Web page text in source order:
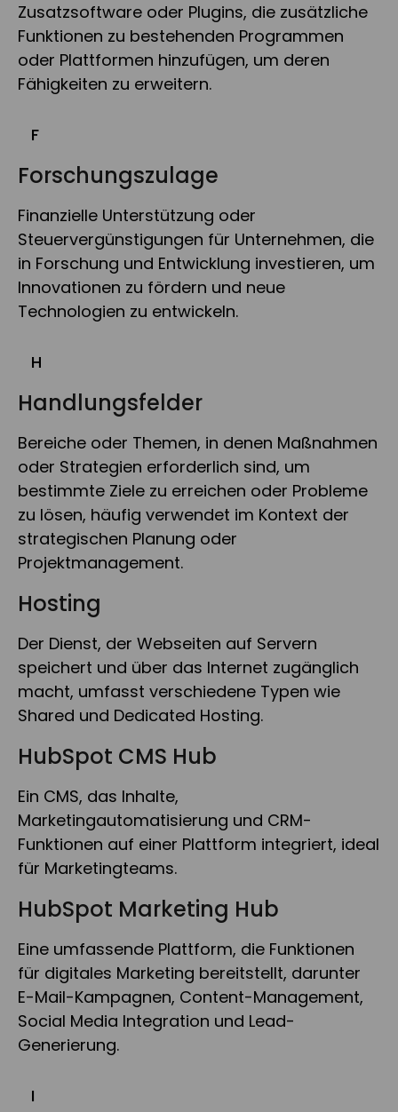
Zusatzsoftware oder Plugins, die zusätzliche
Funktionen zu bestehenden Programmen
oder Plattformen hinzufügen, um deren
Fähigkeiten zu erweitern.
F
Forschungszulage
Finanzielle Unterstützung oder
Steuervergünstigungen für Unternehmen, die
in Forschung und Entwicklung investieren, um
Innovationen zu fördern und neue
Technologien zu entwickeln.
H
Handlungsfelder
Bereiche oder Themen, in denen Maßnahmen
oder Strategien erforderlich sind, um
bestimmte Ziele zu erreichen oder Probleme
zu lösen, häufig verwendet im Kontext der
strategischen Planung oder
Projektmanagement.
Hosting
Der Dienst, der Webseiten auf Servern
speichert und über das Internet zugänglich
macht, umfasst verschiedene Typen wie
Shared und Dedicated Hosting.
HubSpot CMS Hub
Ein CMS, das Inhalte,
Marketingautomatisierung und CRM-
Funktionen auf einer Plattform integriert, ideal
für Marketingteams.
HubSpot Marketing Hub
Eine umfassende Plattform, die Funktionen
für digitales Marketing bereitstellt, darunter
E-Mail-Kampagnen, Content-Management,
Social Media Integration und Lead-
Generierung.
I